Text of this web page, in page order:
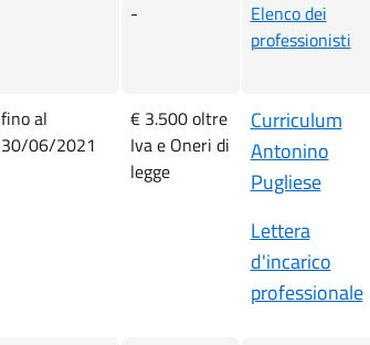
-
Elenco dei
professionisti
fino al
30/06/2021
€ 3.500 oltre
Iva e Oneri di
legge
Curriculum
Antonino
Pugliese
Lettera
d'incarico
professionale